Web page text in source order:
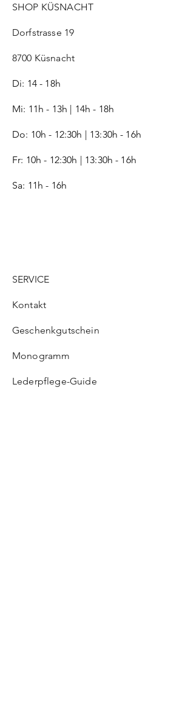
SHOP KÜSNACHT
Dorfstrasse 19
8700 Küsnacht
Di: 14 - 18h
Mi: 11h - 13h | 14h - 18h
Do: 10h - 12:30h | 13:30h - 16h
Fr: 10h - 12:30h | 13:30h - 16h
Sa: 11h - 16h
SERVICE
Kontakt
Geschenkgutschein
Monogramm
Lederpflege-Guide